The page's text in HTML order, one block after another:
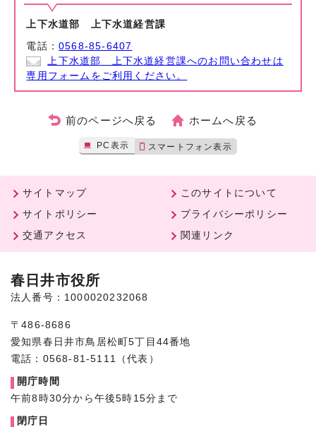
上下水道部 上下水道経営課
電話：0568-85-6407
上下水道部 上下水道経営課へのお問い合わせは
専用フォームをご利用ください。
前のページへ戻る ホームへ戻る
PC表示 スマートフォン表示
サイトマップ
このサイトについて
サイトポリシー
プライバシーポリシー
交通アクセス
関連リンク
春日井市役所
法人番号：1000020232068
〒486-8686
愛知県春日井市鳥居松町5丁目44番地
電話：0568-81-5111（代表）
開庁時間
午前8時30分から午後5時15分まで
閉庁日